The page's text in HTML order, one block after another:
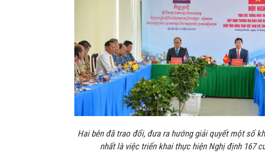
Hai bên đã trao đổi, đưa ra hướng giải quyết một số
nhất là việc triển khai thực hiện Nghị định 167